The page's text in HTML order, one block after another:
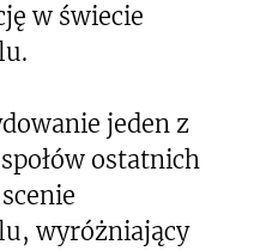
w świecie
jeden z
ostatnich
wyróżniający